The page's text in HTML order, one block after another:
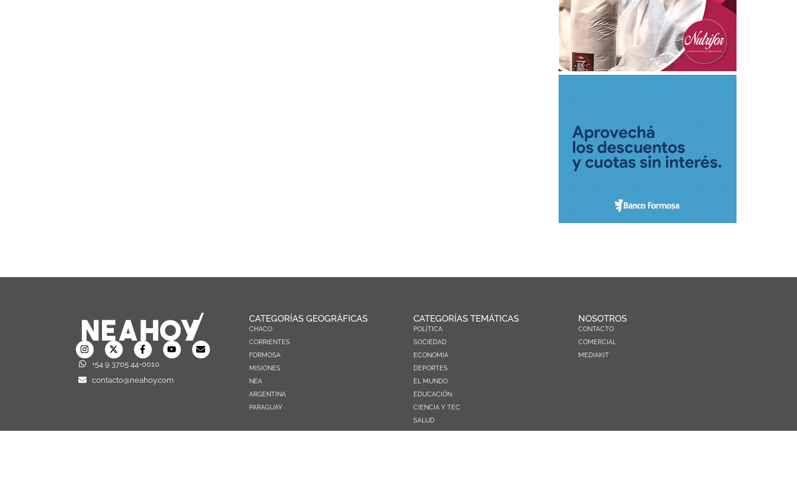
+54 9 3705 44-0010
contacto@neahoy.com
CATEGORÍAS GEOGRÁFICAS
CHACO
CORRIENTES
FORMOSA
MISIONES
NEA
ARGENTINA
PARAGUAY
CATEGORÍAS TEMÁTICAS
POLÍTICA
SOCIEDAD
ECONOMIA
DEPORTES
EL MUNDO
EDUCACIÓN
CIENCIA Y TEC
SALUD
TURISMO
NOSOTROS
CONTACTO
COMERCIAL
MEDIAKIT